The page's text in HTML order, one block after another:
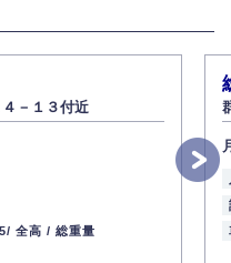
防止し、その利用目的に応じて
った場合を除き、お客様の個人
しません。
求があった場合、すみやかに開
－１３付近
全高 / 総重量